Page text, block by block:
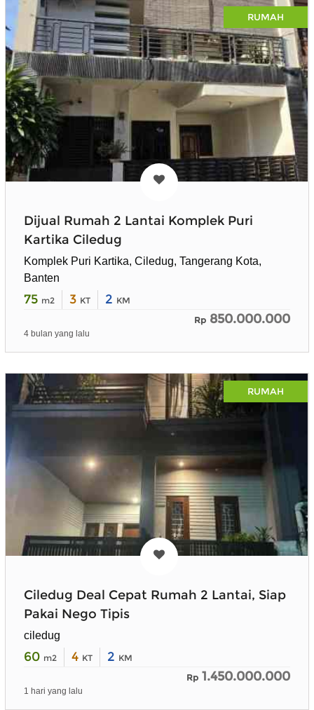
RUMAH
Dijual Rumah 2 Lantai Komplek Puri
Kartika Ciledug
Komplek Puri Kartika, Ciledug, Tangerang Kota,
Banten
75 m2 3 KT 2 KM
Rp 850.000.000
4 bulan yang lalu
RUMAH
Ciledug Deal Cepat Rumah 2 Lantai, Siap
Pakai Nego Tipis
ciledug
60 m2 4 KT 2 KM
Rp 1.450.000.000
1 hari yang lalu